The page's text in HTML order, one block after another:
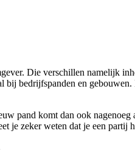
Die verschillen namelijk
bedrijfspanden en
pand komt dan ook
je zeker weten dat je een